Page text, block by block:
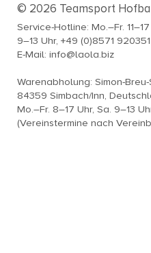
© 2026 Teamsport
Service-Hotline: Mo.–Fr.
9–13 Uhr, +49 (0)8571 920351
E-Mail: info@laola.biz
Warenabholung: Simon-Breu-
84359 Simbach/Inn,
Mo.–Fr. 8–17 Uhr, Sa. 9–13
(Vereinstermine nach